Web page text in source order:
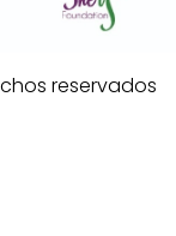
reservados